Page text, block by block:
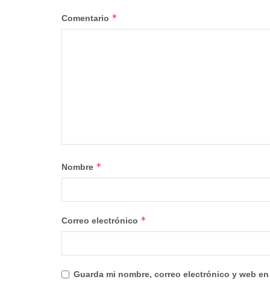
Comentario *
Nombre *
Correo electrónico *
Guarda mi nombre, correo electrónico y web